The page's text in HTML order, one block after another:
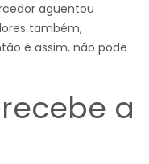
aguentou
também,
é assim, não pode
a